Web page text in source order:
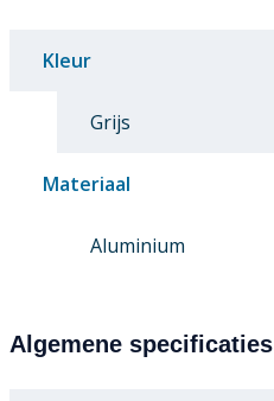
Kleur
Grijs
Materiaal
Aluminium
Algemene specificaties